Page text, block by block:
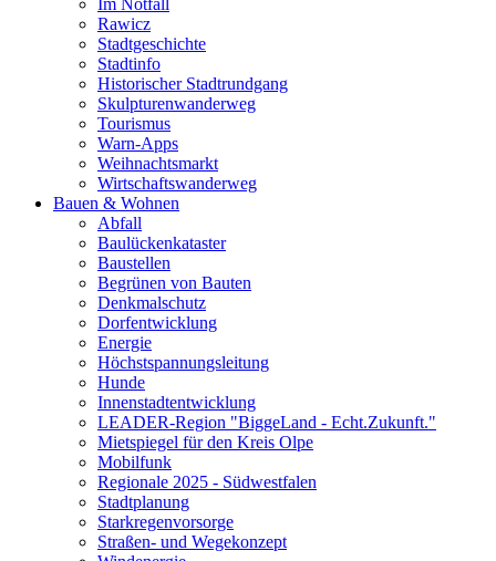
Im Notfall
Rawicz
Stadtgeschichte
Stadtinfo
Historischer Stadtrundgang
Skulpturenwanderweg
Tourismus
Warn-Apps
Weihnachtsmarkt
Wirtschaftswanderweg
Bauen & Wohnen
Abfall
Baulückenkataster
Baustellen
Begrünen von Bauten
Denkmalschutz
Dorfentwicklung
Energie
Höchstspannungsleitung
Hunde
Innenstadtentwicklung
LEADER-Region "BiggeLand - Echt.Zukunft."
Mietspiegel für den Kreis Olpe
Mobilfunk
Regionale 2025 - Südwestfalen
Stadtplanung
Starkregenvorsorge
Straßen- und Wegekonzept